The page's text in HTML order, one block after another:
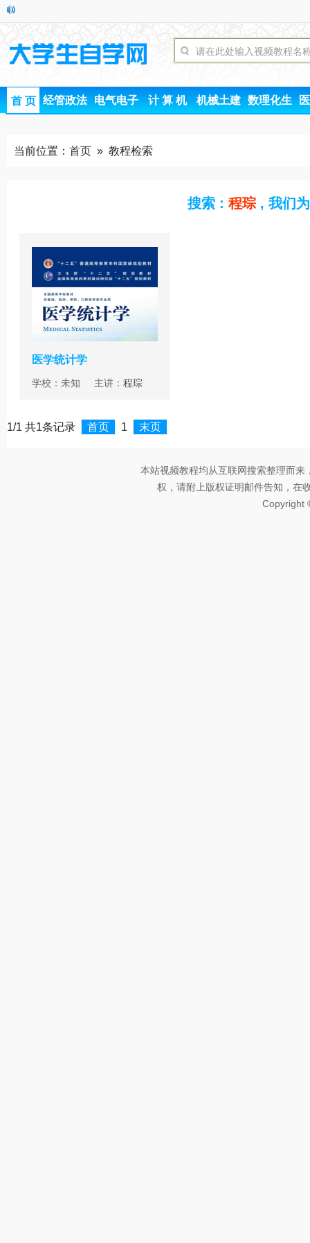
首 页 经管政法 电气电子 计 算 机 机械土建 数理化生
当前位置： 首页 » 教程检索
搜索 : 程琮 , 我们
医学统计学
学校：未知 主讲： 程琮
1/1 共1条记录 首页 1 末页
本站视频教程均从互联网搜索整理而
权，请附上版权证明邮件告知，在
Copyright